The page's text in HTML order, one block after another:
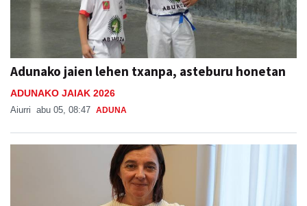
Adunako jaien lehen txanpa, asteburu honetan
ADUNAKO JAIAK 2026
Aiurri abu 05, 08:47 ADUNA